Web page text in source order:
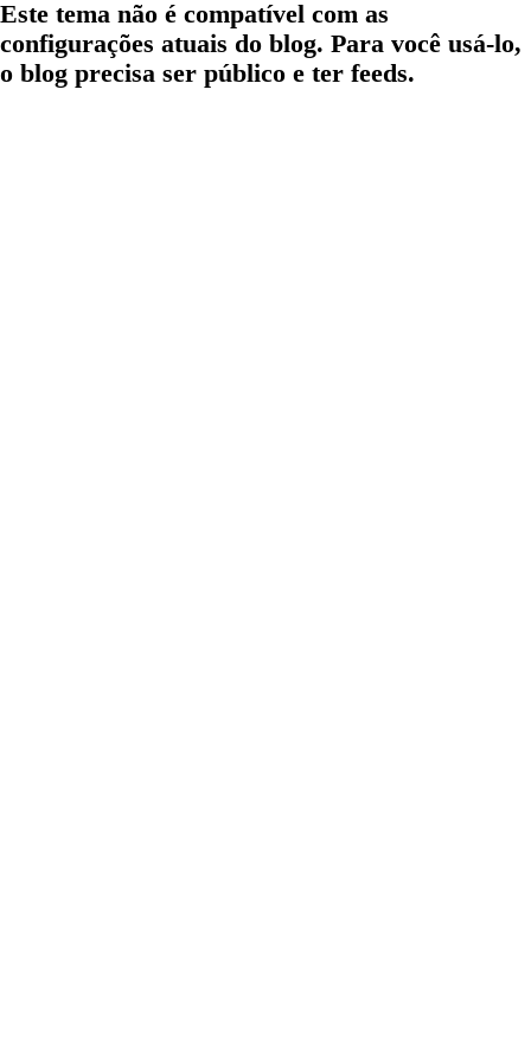
Este tema não é compatível com as
configurações atuais do blog. Para você usá-lo,
o blog precisa ser público e ter feeds.